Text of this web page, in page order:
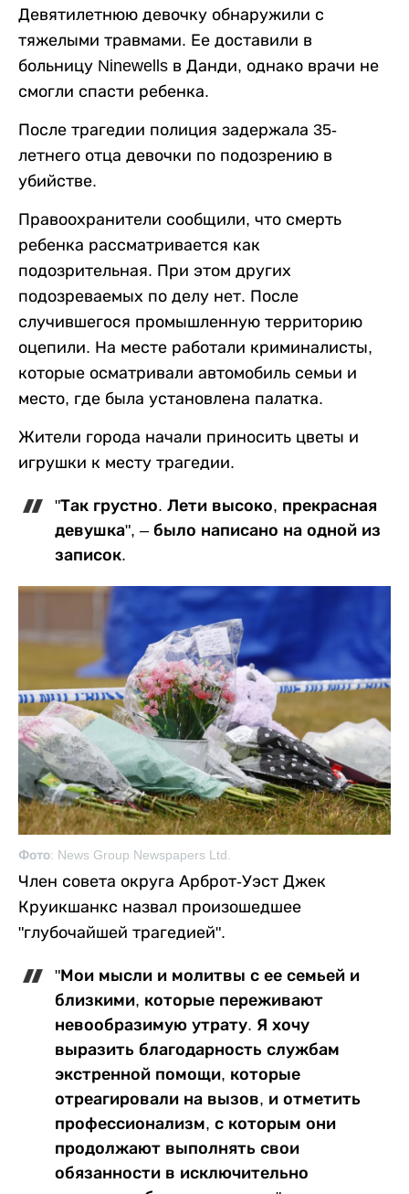
Девятилетнюю девочку обнаружили с
тяжелыми травмами. Ее доставили в
больницу Ninewells в Данди, однако врачи не
смогли спасти ребенка.
После трагедии полиция задержала 35-
летнего отца девочки по подозрению в
убийстве.
Правоохранители сообщили, что смерть
ребенка рассматривается как
подозрительная. При этом других
подозреваемых по делу нет. После
случившегося промышленную территорию
оцепили. На месте работали криминалисты,
которые осматривали автомобиль семьи и
место, где была установлена палатка.
Жители города начали приносить цветы и
игрушки к месту трагедии.
"Так грустно. Лети высоко, прекрасная
девушка", – было написано на одной из
записок.
Фото: News Group Newspapers Ltd.
Член совета округа Арброт-Уэст Джек
Круикшанкс назвал произошедшее
"глубочайшей трагедией".
"Мои мысли и молитвы с ее семьей и
близкими, которые переживают
невообразимую утрату. Я хочу
выразить благодарность службам
экстренной помощи, которые
отреагировали на вызов, и отметить
профессионализм, с которым они
продолжают выполнять свои
обязанности в исключительно